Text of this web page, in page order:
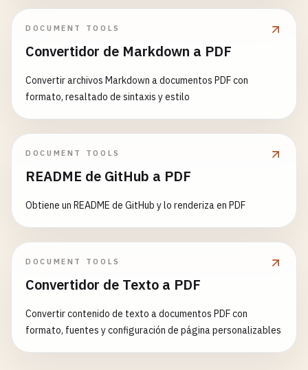
DOCUMENT TOOLS
Convertidor de Markdown a PDF
Convertir archivos Markdown a documentos PDF con
formato, resaltado de sintaxis y estilo
DOCUMENT TOOLS
README de GitHub a PDF
Obtiene un README de GitHub y lo renderiza en PDF
DOCUMENT TOOLS
Convertidor de Texto a PDF
Convertir contenido de texto a documentos PDF con
formato, fuentes y configuración de página personalizables